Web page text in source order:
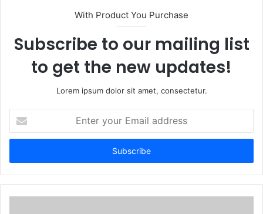
With Product You Purchase
Subscribe to our mailing list
to get the new updates!
Lorem ipsum dolor sit amet, consectetur.
your
Email